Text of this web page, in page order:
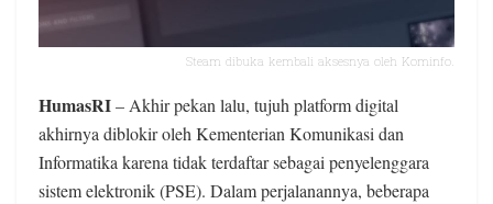
Steam dibuka kembali aksesnya oleh Kominfo.
HumasRI– Akhir pekan lalu, tujuh platform digital
akhirnya diblokir oleh Kementerian Komunikasi dan
Informatika karena tidak terdaftar sebagai penyelenggara
sistem elektronik (PSE). Dalam perjalanannya, beberapa